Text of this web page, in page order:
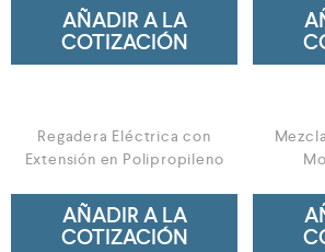
AÑADIR A LA
COTIZACIÓN
Regadera Eléctrica con
Extensión en Polipropileno
AÑADIR A LA
COTIZACIÓN